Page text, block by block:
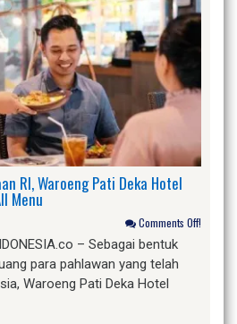
RI, Waroeng Pati Deka Hotel
Menu
Comments Off!
– Sebagai bentuk
para pahlawan yang telah
Waroeng Pati Deka Hotel